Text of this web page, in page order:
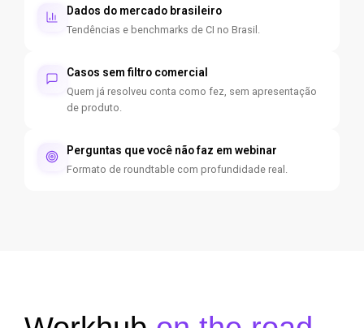
Dados do mercado brasileiro
Tendências e benchmarks de CI no Brasil.
Casos sem filtro comercial
Quem já resolveu conta como fez, sem apresentação
de produto.
Perguntas que você não faz em webinar
Formato de roundtable com profundidade real.